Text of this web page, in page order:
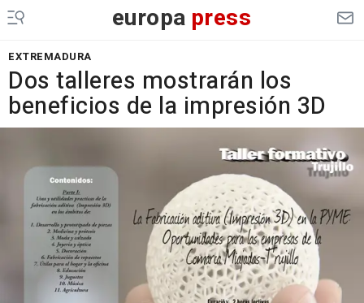
europa press
EXTREMADURA
Dos talleres mostrarán los
beneficios de la impresión 3D